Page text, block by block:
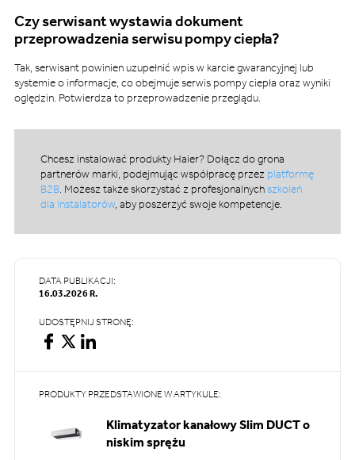
Czy serwisant wystawia dokument
przeprowadzenia serwisu pompy ciepła?
Tak, serwisant powinien uzupełnić wpis w karcie gwarancyjnej lub
systemie o informacje, co obejmuje serwis pompy ciepła oraz wyniki
oględzin. Potwierdza to przeprowadzenie przeglądu.
Chcesz instalować produkty Haier? Dołącz do grona
partnerów marki, podejmując współpracę przez platformę
B2B. Możesz także skorzystać z profesjonalnychszkoleń
dla instalatorów, aby poszerzyć swoje kompetencje.
DATA PUBLIKACJI:
16.03.2026 R.
UDOSTĘPNIJ STRONĘ:
PRODUKTY PRZEDSTAWIONE W ARTYKULE:
Klimatyzator kanałowy Slim DUCT o
niskim sprężu